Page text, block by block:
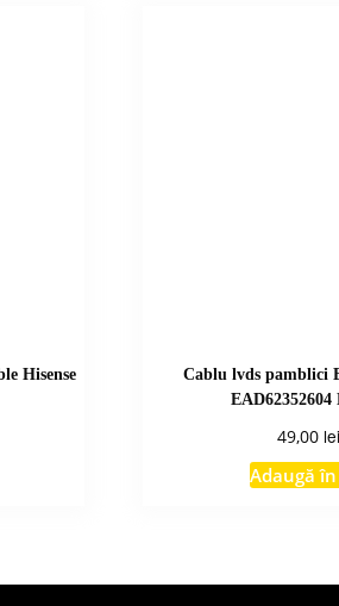
Hisense
Cablu lvds pamblici
EAD62352604
49,00 lei
Adaugă în